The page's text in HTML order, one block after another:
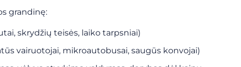
grandinę:
skrydžių teisės, laiko tarpsniai)
vairuotojai, mikroautobusai, saugūs konvojai)